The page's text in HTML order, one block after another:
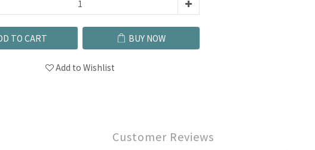
TO CART BUY NOW
Add to Wishlist
Customer Reviews